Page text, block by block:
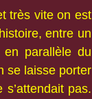
très vite on est
entre un
en parallèle du
se laisse porter
pas.